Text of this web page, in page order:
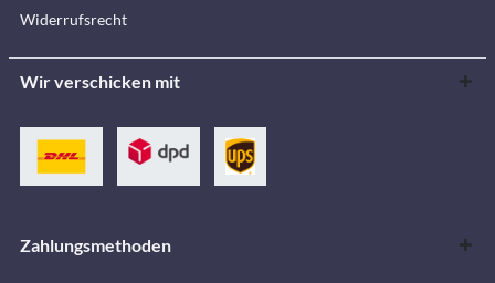
Widerrufsrecht
Wir verschicken mit
Zahlungsmethoden